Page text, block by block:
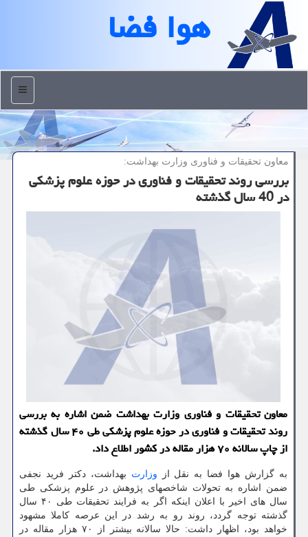
هوا فضا
منو
معاون تحقیقات و فناوری وزارت بهداشت:
بررسی روند تحقیقات و فناوری در حوزه علوم پزشكی
در 40 سال گذشته
معاون تحقیقات و فناوری وزارت بهداشت ضمن اشاره به بررسی
روند تحقیقات و فناوری در حوزه علوم پزشکی طی ۴۰ سال گذشته
از چاپ سالانه ۷۰ هزار مقاله در کشور اطلاع داد.
به گزارش هوا فضا به نقل از وزارت بهداشت، دکتر فرید نجفی
ضمن اشاره به تحولات شاخصهای پژوهش در علوم پزشکی طی
سال های اخیر با اعلان اینکه اگر به فرایند تحقیقات طی ۴۰ سال
گذشته توجه گردد، روند رو به رشد در این عرصه کاملا مشهود
خواهد بود، اظهار داشت: حالا سالانه بیشتر از ۷۰ هزار مقاله در